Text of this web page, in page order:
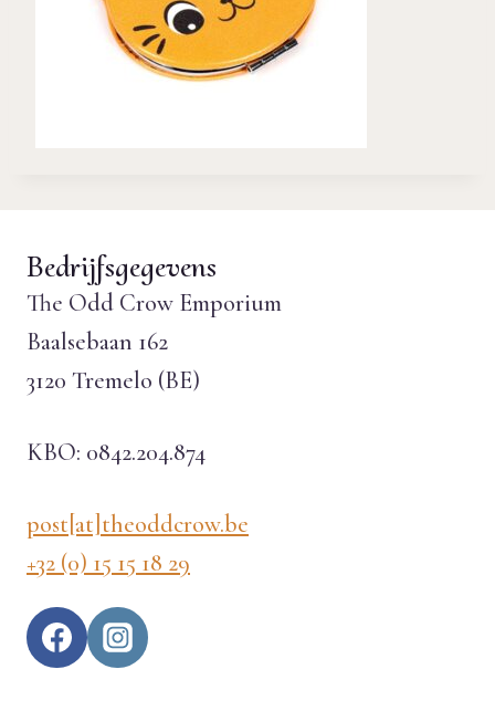
Bedrijfsgegevens
The Odd Crow Emporium
Baalsebaan 162
3120 Tremelo (BE)
KBO: 0842.204.874
post[at]theoddcrow.be
+32 (0) 15 15 18 29